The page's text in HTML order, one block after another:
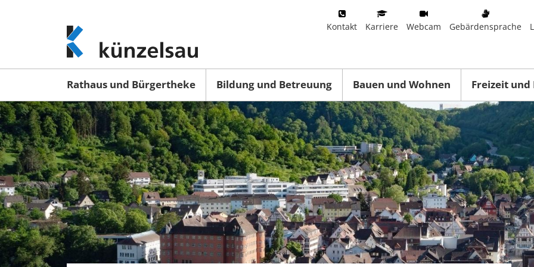
www.kuenzelsau.de
(zur
Startseite)
Kontakt Karriere Webcam Gebärdensprache
Rathaus und Bürgertheke Bildung und Betreuung Bauen und Wohnen Freizeit